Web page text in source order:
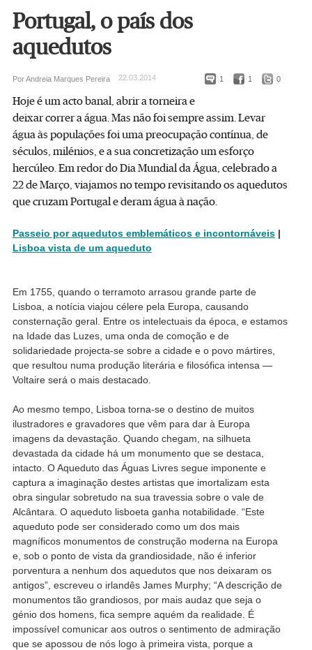
Portugal, o país dos
aquedutos
1 1 0
Por Andreia Marques Pereira 22.03.2014
Hoje é um acto banal, abrir a torneira e
deixar correr a água. Mas não foi sempre assim. Levar
água às populações foi uma preocupação contínua, de
séculos, milénios, e a sua concretização um esforço
hercúleo. Em redor do Dia Mundial da Água, celebrado a
22 de Março, viajamos no tempo revisitando os aquedutos
que cruzam Portugal e deram água à nação.
Passeio por aquedutos emblemáticos e incontornáveis|
Lisboa vista de um aqueduto
Em 1755, quando o terramoto arrasou grande parte de
Lisboa, a notícia viajou célere pela Europa, causando
consternação geral. Entre os intelectuais da época, e estamos
na Idade das Luzes, uma onda de comoção e de
solidariedade projecta-se sobre a cidade e o povo mártires,
que resultou numa produção literária e filosófica intensa —
Voltaire será o mais destacado.
Ao mesmo tempo, Lisboa torna-se o destino de muitos
ilustradores e gravadores que vêm para dar à Europa
imagens da devastação. Quando chegam, na silhueta
devastada da cidade há um monumento que se destaca,
intacto. O Aqueduto das Águas Livres segue imponente e
captura a imaginação destes artistas que imortalizam esta
obra singular sobretudo na sua travessia sobre o vale de
Alcântara. O aqueduto lisboeta ganha notabilidade. “Este
aqueduto pode ser considerado como um dos mais
magníficos monumentos de construção moderna na Europa
e, sob o ponto de vista da grandiosidade, não é inferior
porventura a nenhum dos aquedutos que nos deixaram os
antigos”, escreveu o irlandês James Murphy; “A descrição de
monumentos tão grandiosos, por mais audaz que seja o
génio dos homens, fica sempre aquém da realidade. É
impossível comunicar aos outros o sentimento de admiração
que se apossou de nós logo à primeira vista, porque a